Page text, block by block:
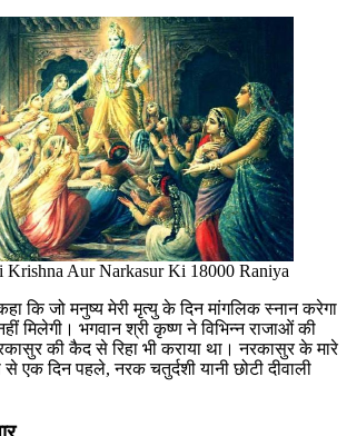
Krishna Aur Narkasur Ki 18000 Raniya
कि जो मनुष्य मेरी मृत्यु के दिन मांगलिक स्नान करेगा
मिलेगी। भगवान श्री कृष्ण ने विभिन्न राजाओं की
की कैद से रिहा भी कराया था। नरकासुर के मारे
एक दिन पहले, नरक चतुर्दशी यानी छोटी दीवाली